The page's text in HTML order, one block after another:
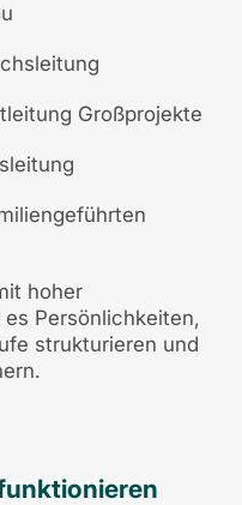
Großprojekte
hoher
Persönlichkeiten,
strukturieren und